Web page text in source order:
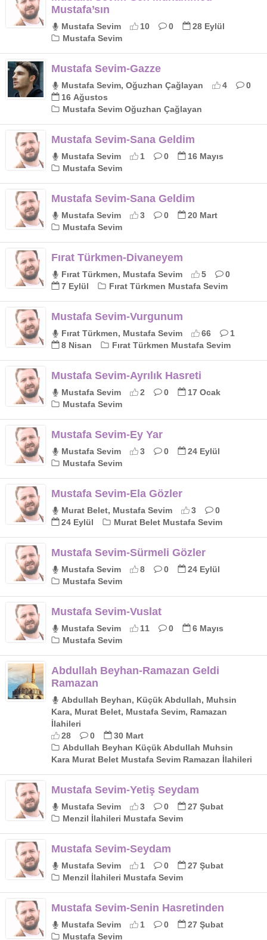
Mustafa’sın
Mustafa Sevim 10 0
28 Eylül
Mustafa Sevim
Mustafa Sevim-Gazze
Mustafa Sevim, Oğuzhan Çağlayan 4
0
16 Ağustos
Mustafa Sevim Oğuzhan Çağlayan
Mustafa Sevim-Sana Geldim
Mustafa Sevim 1 0
16 Mayıs
Mustafa Sevim
Mustafa Sevim-Sana Geldim
Mustafa Sevim 3 0
20 Mart
Mustafa Sevim
Fırat Türkmen-Divaneyem
Fırat Türkmen, Mustafa Sevim 5
0
7 Eylül
Fırat Türkmen Mustafa Sevim
Mustafa Sevim-Vurgunum
Fırat Türkmen, Mustafa Sevim 66
1
8 Nisan
Fırat Türkmen Mustafa Sevim
Mustafa Sevim-Ayrılık Hasreti
Mustafa Sevim 2 0
17 Ocak
Mustafa Sevim
Mustafa Sevim-Ey Yar
Mustafa Sevim 3 0
24 Eylül
Mustafa Sevim
Mustafa Sevim-Ela Gözler
Murat Belet, Mustafa Sevim 3
0
24 Eylül
Murat Belet Mustafa Sevim
Mustafa Sevim-Sürmeli Gözler
Mustafa Sevim 8 0
24 Eylül
Mustafa Sevim
Mustafa Sevim-Vuslat
Mustafa Sevim 11 0
6 Mayıs
Mustafa Sevim
Abdullah Beyhan-Ramazan Geldi
Ramazan
Abdullah Beyhan, Küçük Abdullah, Muhsin
Kara, Murat Belet, Mustafa Sevim, Ramazan
İlahileri
28
0
30 Mart
Abdullah Beyhan Küçük Abdullah Muhsin
Kara Murat Belet Mustafa Sevim Ramazan İlahileri
Mustafa Sevim-Yetiş Seydam
Mustafa Sevim 3 0
27 Şubat
Menzil İlahileri Mustafa Sevim
Mustafa Sevim-Seydam
Mustafa Sevim 1 0
27 Şubat
Menzil İlahileri Mustafa Sevim
Mustafa Sevim-Senin Hasretinden
Mustafa Sevim 1 0
27 Şubat
Mustafa Sevim